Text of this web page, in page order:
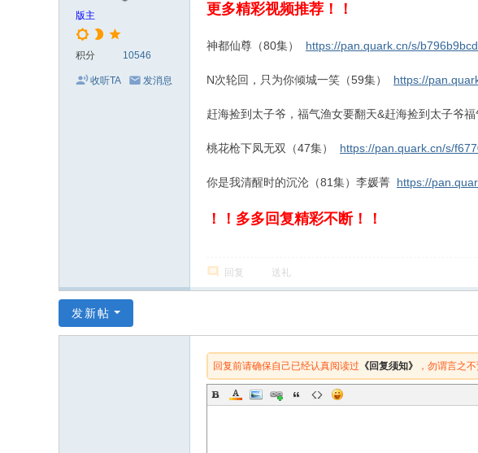
版主
积分 10546
收听TA 发消息
更多精彩视频推荐！！
神都仙尊（80集） https://pan.quark.cn/s/
N次轮回，只为你倾城一笑（59集） https://
赶海捡到太子爷，福气渔女要翻天&赶海捡到太子爷
桃花枪下凤无双（47集） https://pan.quark.cn/s/
你是我清醒时的沉沦（81集）李媛菁 https://
！！多多回复精彩不断！！
回复 送礼
发新帖
回复前请确保自己已经认真阅读过 《回复须知》 ，勿谓言之不